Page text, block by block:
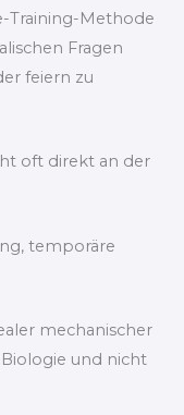
Training-Methode
Fragen
feiern zu
oft direkt an der
temporäre
mechanischer
und nicht